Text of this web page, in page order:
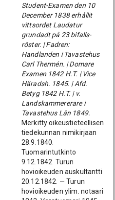
Student-Examen den 10
December 1838 erhållit
vittsordet Laudatur
grundadt på 23 bifalls-
röster. | Fadren:
Handlanden i Tavastehus
Carl Thermén. | Domare
Examen 1842 H.T. | Vice
Häradsh. 1845. | Afd.
Betyg 1842 H.T. | v.
Landskammererare i
Tavastehus Län 1849.
Merkitty oikeustieteellisen
tiedekunnan nimikirjaan
28.9.1840.
Tuomarintutkinto
9.12.1842. Turun
hovioikeuden auskultantti
20.12.1842. — Turun
hovioikeuden ylim. notaari